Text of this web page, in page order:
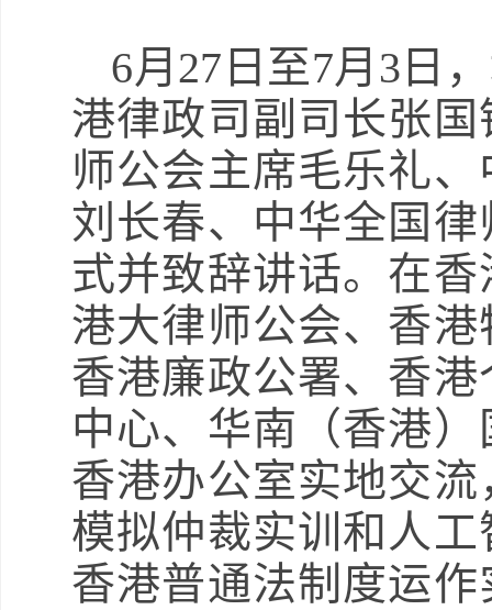
6月27日至7月3日
港律政司副司长张
师公会主席毛乐礼
刘长春、中华全国
式并致辞讲话。在
港大律师公会、香
香港廉政公署、香
中心、华南（香港
香港办公室实地交
模拟仲裁实训和人
香港普通法制度运